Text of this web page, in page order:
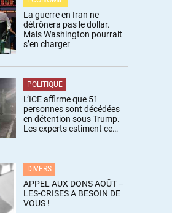
La guerre en Iran ne
détrônera pas le dollar.
Mais Washington pourrait
s’en charger
POLITIQUE
L’ICE affirme que 51
personnes sont décédées
en détention sous Trump.
Les experts estiment ce
DIVERS
APPEL AUX DONS AOÛT –
LES-CRISES A BESOIN DE
VOUS !